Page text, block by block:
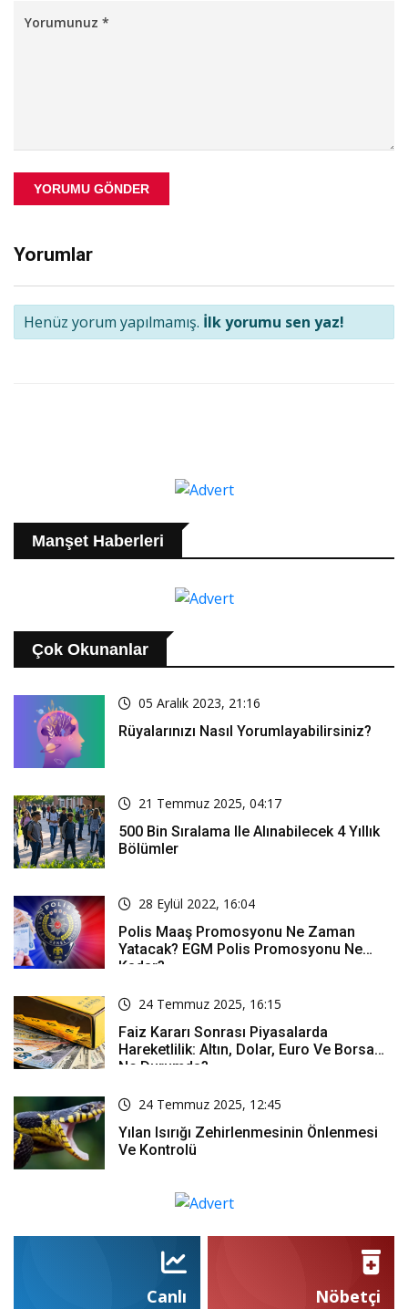
YORUMU GÖNDER
Yorumlar
Henüz yorum yapılmamış. İlk yorumu sen yaz!
Manşet Haberleri
Çok Okunanlar
05 Aralık 2023, 21:16
Rüyalarınızı Nasıl Yorumlayabilirsiniz?
21 Temmuz 2025, 04:17
500 Bin Sıralama Ile Alınabilecek 4 Yıllık
Bölümler
28 Eylül 2022, 16:04
Polis Maaş Promosyonu Ne Zaman
Yatacak? EGM Polis Promosyonu Ne
Kadar?
24 Temmuz 2025, 16:15
Faiz Kararı Sonrası Piyasalarda
Hareketlilik: Altın, Dolar, Euro Ve Borsa
Ne Durumda?
24 Temmuz 2025, 12:45
Yılan Isırığı Zehirlenmesinin Önlenmesi
Ve Kontrolü
Canlı
Nöbetçi